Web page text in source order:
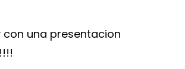
con una presentacion